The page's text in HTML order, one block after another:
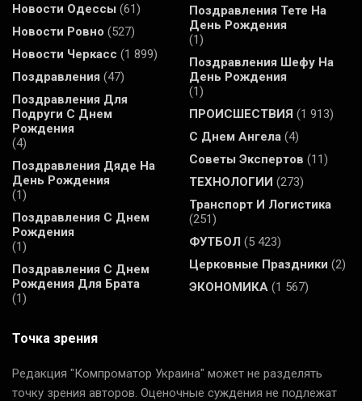
Новости Одессы (61)
Новости Ровно (527)
Новости Черкасс (1 899)
Поздравления (47)
Поздравления Для
Подруги С Днем
Рождения
(4)
Поздравления Дяде На
День Рождения
(1)
Поздравления С Днем
Рождения
(1)
Поздравления С Днем
Рождения Для Брата
(1)
Поздравления Тете На
День Рождения
(1)
Поздравления Шефу На
День Рождения
(1)
ПРОИСШЕСТВИЯ (1 913)
С Днем Ангела (4)
Советы Экспертов (11)
ТЕХНОЛОГИИ (273)
Транспорт И Логистика
(251)
ФУТБОЛ (5 423)
Церковные Праздники (2)
ЭКОНОМИКА (1 567)
Точка зрения
Редакция "Компроматор Украина" может не разделять
точку зрения авторов. Оценочные суждения не подлежат